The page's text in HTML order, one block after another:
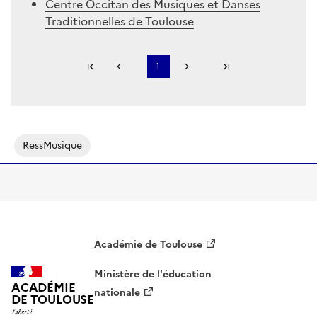
Centre Occitan des Musiques et Danses
Traditionnelles de Toulouse
Première page
Page précédente
1
Page suivanteDernière page
RessMusique
ACADÉMIE
DE TOULOUSE
Académie de Toulouse
Ministère de l'éducation
nationale